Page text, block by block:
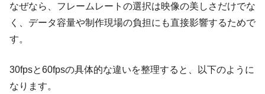
なぜなら、フレームレートの選択は映像の美しさだけでな
く、データ容量や制作現場の負担にも直接影響するためで
す。
30fpsと60fpsの具体的な違いを整理すると、以下のように
なります。